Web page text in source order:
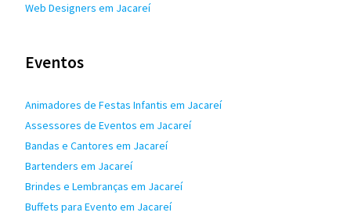
Web Designers em Jacareí
Eventos
Animadores de Festas Infantis em Jacareí
Assessores de Eventos em Jacareí
Bandas e Cantores em Jacareí
Bartenders em Jacareí
Brindes e Lembranças em Jacareí
Buffets para Evento em Jacareí